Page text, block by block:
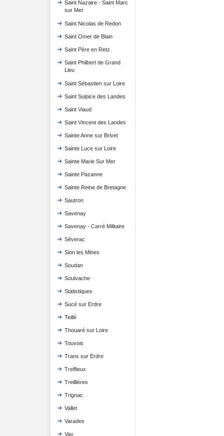
Saint Nazaire - Saint Marc
sur Mer
Saint Nicolas de Redon
Saint Omer de Blain
Saint Père en Retz
Saint Philbert de Grand
Lieu
Saint Sébastien sur Loire
Saint Sulpice des Landes
Saint Viaud
Saint Vincent des Landes
Sainte Anne sur Brivet
Sainte Luce sur Loire
Sainte Marie Sur Mer
Sainte Pazanne
Sainte Reine de Bretagne
Sautron
Savenay
Savenay - Carré Militaire
Séverac
Sion les Mines
Soudan
Soulvache
Statistiques
Sucé sur Erdre
Teillé
Thouaré sur Loire
Touvois
Trans sur Erdre
Treffieux
Treillières
Trignac
Vallet
Varades
Vay